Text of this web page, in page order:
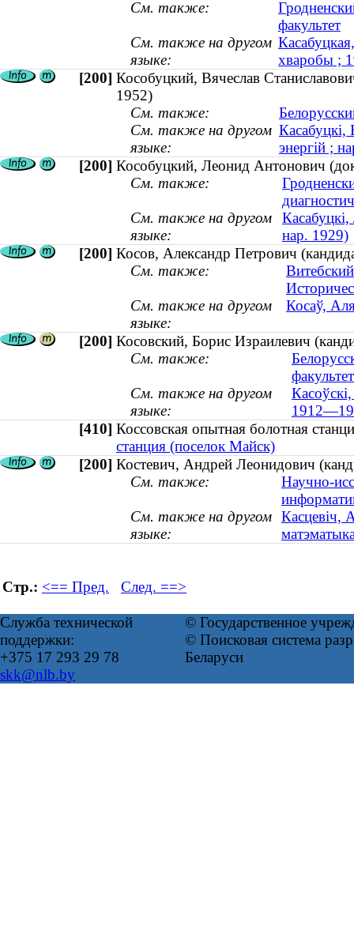
См. также:
факультет
См. также на другом
языке:
хваробы ;
[200] Кособуцкий, Вячеслав
1952)
См. также:
См. также на другом
языке:
Касабуцкі,
энергій ;
[200] Кособуцкий, Леонид Антонович
См. также:
См. также на другом
языке:
нар. 1929)
[200] Косов, Александр Петрович
См. также:
См. также на другом
языке:
Косаў,
[200] Косовский, Борис Израилевич
См. также:
факультет
См. также на другом
языке:
[410] Коссовская опытная болотная
станция (поселок Майск)
[200] Костевич, Андрей Леонидович
См. также:
Научно-
См. также на другом
языке:
Касцевiч,
Стр.: <== Пред. След. ==>
Служба технической
поддержки:
+375 17 293 29 78
skk@nlb.by
© Государственное
© Поисковая система
Беларуси